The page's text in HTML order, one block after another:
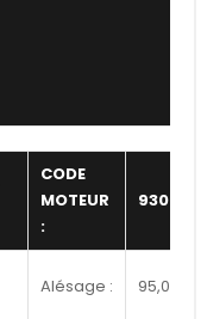
CODE
MOTEUR
:
930
Alésage : 95,00